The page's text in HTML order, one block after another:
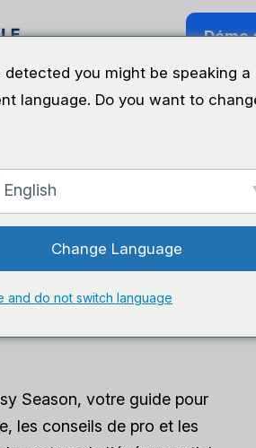
Démo
un réseau de
solide
conseils
·
pas de
de confiance, vous
jour des marchés.
Season, votre guide pour
les conseils de pro et les
detected you might be speaking a
language. Do you want to
English
Change Language
and do not switch language